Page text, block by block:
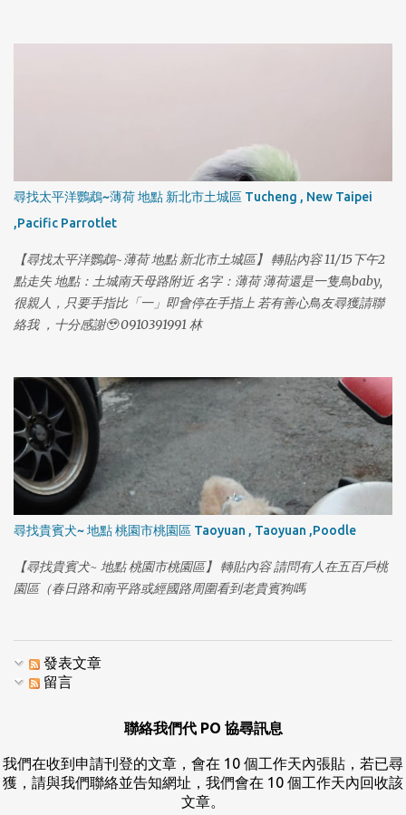
尋找太平洋鸚鵡~薄荷 地點 新北市土城區 Tucheng , New Taipei
,Pacific Parrotlet
【尋找太平洋鸚鵡~薄荷 地點 新北市土城區】 轉貼內容 11/15下午2
點走失 地點：土城南天母路附近 名字：薄荷 薄荷還是一隻鳥baby,
很親人，只要手指比「一」即會停在手指上 若有善心鳥友尋獲請聯
絡我 ，十分感謝🥹 0910391991 林
尋找貴賓犬~ 地點 桃園市桃園區 Taoyuan , Taoyuan ,Poodle
【尋找貴賓犬~ 地點 桃園市桃園區】 轉貼內容 請問有人在五百戶桃
園區（春日路和南平路或經國路周圍看到老貴賓狗嗎
發表文章
留言
聯絡我們代 PO 協尋訊息
我們在收到申請刊登的文章，會在 10 個工作天內張貼，若已尋
獲，請與我們聯絡並告知網址，我們會在 10 個工作天內回收該
文章。